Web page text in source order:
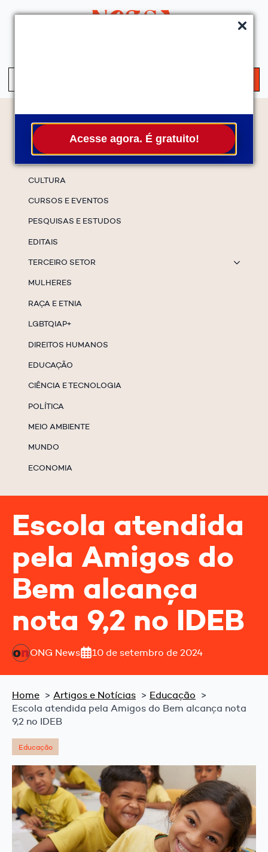
Acesse agora. É gratuito!
Temas
CULTURA
CURSOS E EVENTOS
PESQUISAS E ESTUDOS
EDITAIS
TERCEIRO SETOR
MULHERES
RAÇA E ETNIA
LGBTQIAP+
DIREITOS HUMANOS
EDUCAÇÃO
CIÊNCIA E TECNOLOGIA
POLÍTICA
MEIO AMBIENTE
MUNDO
ECONOMIA
Escola atendida
pela Amigos do
Bem alcança
nota 9,2 no IDEB
ONG News 10 de setembro de 2024
Home Artigos e Notícias
Educação
Escola atendida pela Amigos do Bem alcança nota
9,2 no IDEB
Educação